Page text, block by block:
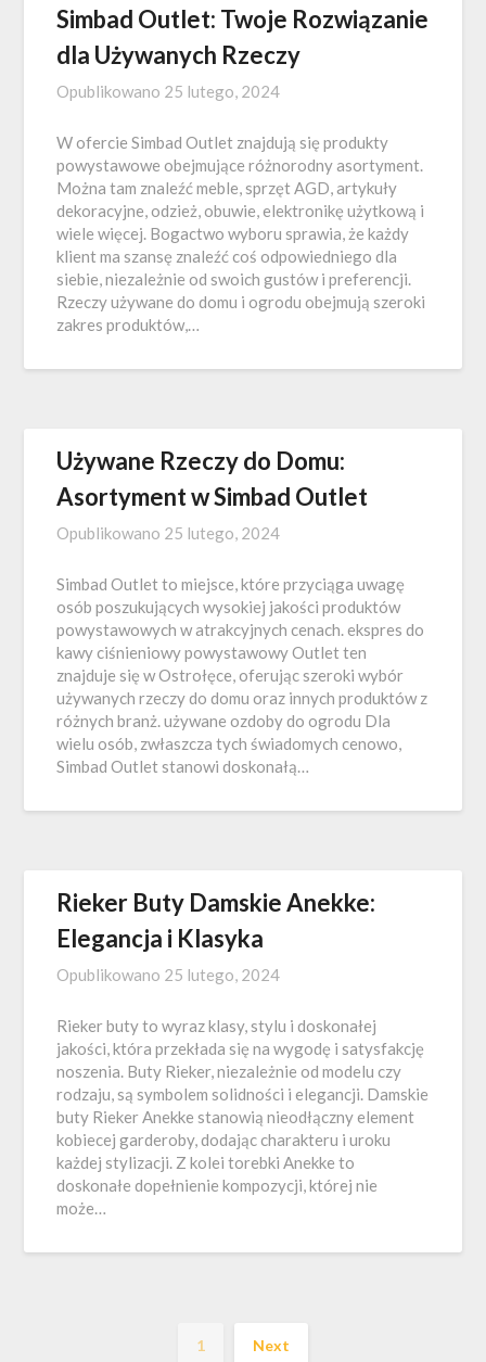
Simbad Outlet: Twoje Rozwiązanie
dla Używanych Rzeczy
Opublikowano 25 lutego, 2024
W ofercie Simbad Outlet znajdują się produkty
powystawowe obejmujące różnorodny asortyment.
Można tam znaleźć meble, sprzęt AGD, artykuły
dekoracyjne, odzież, obuwie, elektronikę użytkową i
wiele więcej. Bogactwo wyboru sprawia, że każdy
klient ma szansę znaleźć coś odpowiedniego dla
siebie, niezależnie od swoich gustów i preferencji.
Rzeczy używane do domu i ogrodu obejmują szeroki
zakres produktów,…
Używane Rzeczy do Domu:
Asortyment w Simbad Outlet
Opublikowano 25 lutego, 2024
Simbad Outlet to miejsce, które przyciąga uwagę
osób poszukujących wysokiej jakości produktów
powystawowych w atrakcyjnych cenach. ekspres do
kawy ciśnieniowy powystawowy Outlet ten
znajduje się w Ostrołęce, oferując szeroki wybór
używanych rzeczy do domu oraz innych produktów z
różnych branż. używane ozdoby do ogrodu Dla
wielu osób, zwłaszcza tych świadomych cenowo,
Simbad Outlet stanowi doskonałą…
Rieker Buty Damskie Anekke:
Elegancja i Klasyka
Opublikowano 25 lutego, 2024
Rieker buty to wyraz klasy, stylu i doskonałej
jakości, która przekłada się na wygodę i satysfakcję
noszenia. Buty Rieker, niezależnie od modelu czy
rodzaju, są symbolem solidności i elegancji. Damskie
buty Rieker Anekke stanowią nieodłączny element
kobiecej garderoby, dodając charakteru i uroku
każdej stylizacji. Z kolei torebki Anekke to
doskonałe dopełnienie kompozycji, której nie
może…
1 Next